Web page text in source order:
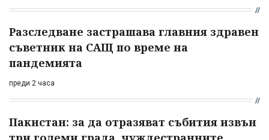
Разследване застрашава главния здравен
съветник на САЩ по време на
пандемията
преди 2 часа
Пакистан: за да отразяват събития извън